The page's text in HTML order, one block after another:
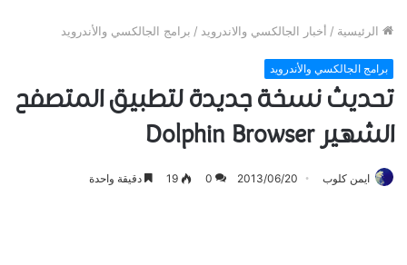
الرئيسية / أخبار الجالكسي والاندرويد / برامج الجالكسي والأندرويد
برامج الجالكسي والأندرويد
تحديث نسخة جديدة لتطبيق المتصفح
الشهير Dolphin Browser
ايمن كلوب 2013/06/20
0
19 دقيقة واحدة